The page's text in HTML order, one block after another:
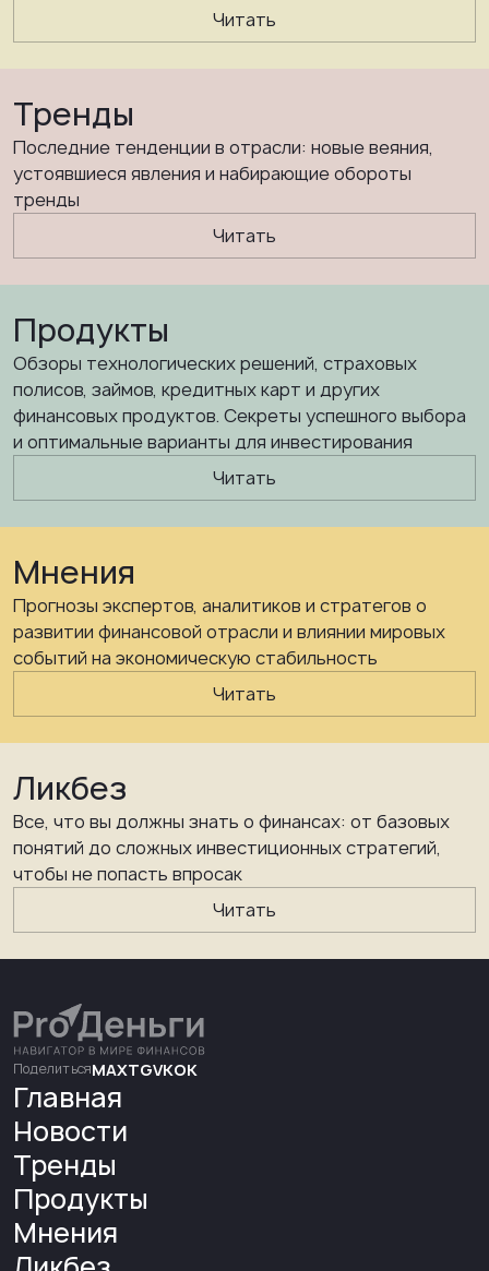
Читать
Тренды
Последние тенденции в отрасли: новые веяния,
устоявшиеся явления и набирающие обороты
тренды
Читать
Продукты
Обзоры технологических решений, страховых
полисов, займов, кредитных карт и других
финансовых продуктов. Секреты успешного выбора
и оптимальные варианты для инвестирования
Читать
Мнения
Прогнозы экспертов, аналитиков и стратегов о
развитии финансовой отрасли и влиянии мировых
событий на экономическую стабильность
Читать
Ликбез
Все, что вы должны знать о финансах: от базовых
понятий до сложных инвестиционных стратегий,
чтобы не попасть впросак
Читать
ПоделитьсяMAXTGVKOK
Главная
Новости
Тренды
Продукты
Мнения